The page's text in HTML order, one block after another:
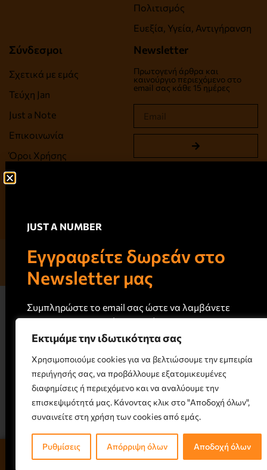
Εκτιμάμε την ιδωτικότητα σας
Χρησιμοποιούμε cookies για να βελτιώσουμε την εμπειρία
περιήγησής σας, να προβάλλουμε εξατομικευμένες
διαφημίσεις ή περιεχόμενο και να αναλύουμε την
επισκεψιμότητά μας. Κάνοντας κλικ στο "Αποδοχή όλων",
συναινείτε στη χρήση των cookies από εμάς.
Ρυθμίσεις Απόρριψη όλων Αποδοχή όλων
Άρθρα Τρέχοντος Τεύχους
Πολιτισμός
Ευεξία, Υγεία, Αντιγήρανση
Σύνδεσμοι
Σχετικά με εμάς
Τεύχη Jan
Just a Note
Επικοινωνία
Όροι Χρήσης
Πολιτική Απορρήτου
Newsletter
Πρωτογενή άρθρα και
καινούργιο περιεχόμενο στο
email σας κάθε 15 ημέρες
© 2026 JUSTANUMBER LTD, London, UK. All rights reserved.
Designed & Created byOnum Group
JUST A NUMBER
Εγγραφείτε δωρεάν στο
Newsletter μας
Συμπληρώστε το email σας ώστε να λαμβάνετε
το newsletter μας κάθε 15 ημέρες
ΕΓΓΡΑΦΗ